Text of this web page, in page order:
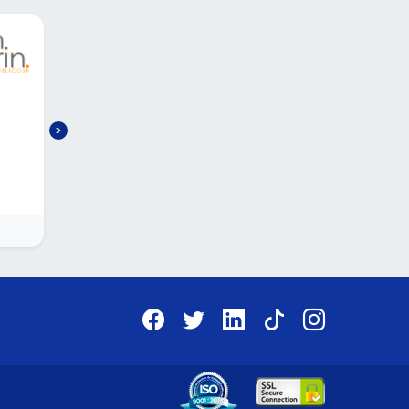
contabilidad electrónica, conciliaciones
administrativos